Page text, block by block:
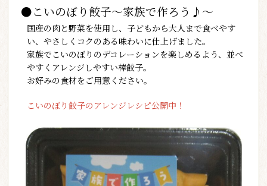
●こいのぼり餃子～家族で作ろう♪～
国産の肉と野菜を使用し、子どもから大人まで食べやす
い、やさしくコクのある味わいに仕上げました。
家族でこいのぼりのデコレーションを楽しめるよう、並べ
やすくアレンジしやすい棒餃子。
お好みの食材をご用意ください。
こいのぼり餃子のアレンジレシピ公開中！